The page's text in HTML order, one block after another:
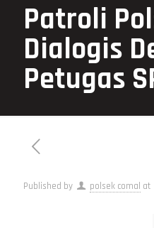
Patroli
Dialogis
Petugas
Published by polsek comal at